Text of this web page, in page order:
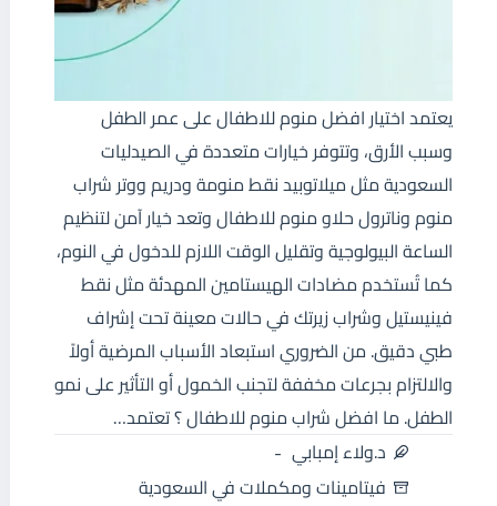
يعتمد اختيار افضل منوم للاطفال على عمر الطفل
وسبب الأرق، وتتوفر خيارات متعددة في الصيدليات
السعودية مثل ميلاتوبيد نقط منومة ودريم ووتر شراب
منوم وناترول حلاو منوم للاطفال وتعد خيار آمن لتنظيم
الساعة البيولوجية وتقليل الوقت اللازم للدخول في النوم،
كما تُستخدم مضادات الهيستامين المهدئة مثل نقط
فينيستيل وشراب زيرتك في حالات معينة تحت إشراف
طبي دقيق. من الضروري استبعاد الأسباب المرضية أولاً
والالتزام بجرعات مخففة لتجنب الخمول أو التأثير على نمو
الطفل. ما افضل شراب منوم للاطفال ؟ تعتمد…
د.ولاء إمبابي
فيتامينات ومكملات في السعودية